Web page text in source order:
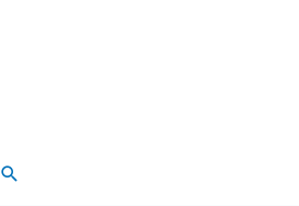
Suchen